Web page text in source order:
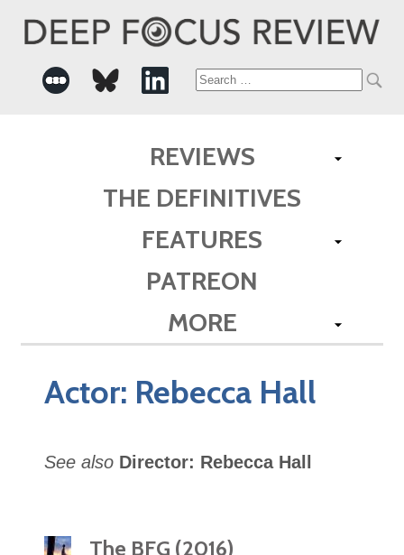
Search
REVIEWS
THE DEFINITIVES
FEATURES
PATREON
MORE
Actor: Rebecca Hall
See also Director: Rebecca Hall
The BFG (2016)